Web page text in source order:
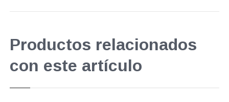
Productos relacionados
con este artículo